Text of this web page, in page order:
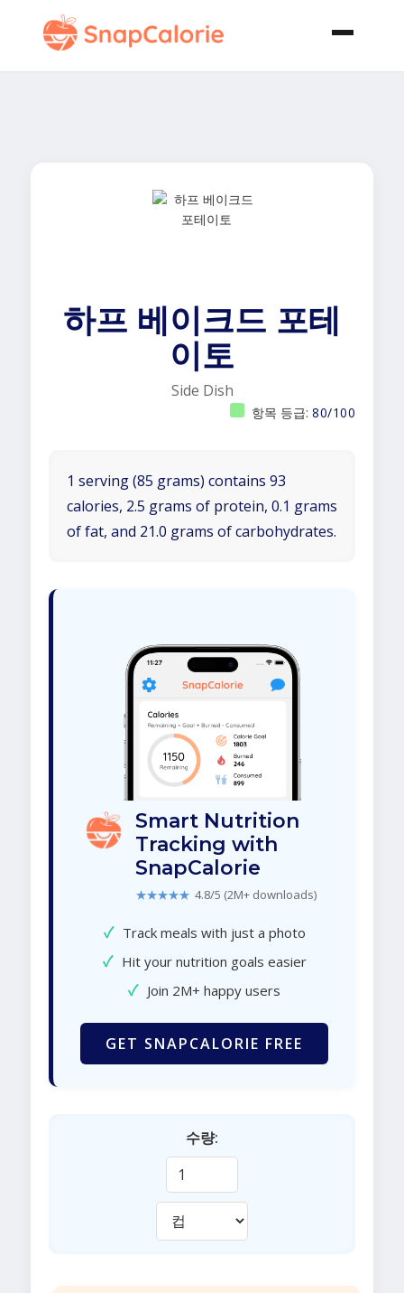
하프 베이크드 포테
이토
Side Dish
항목 등급: 80/100
1 serving (85 grams) contains 93
calories, 2.5 grams of protein, 0.1 grams
of fat, and 21.0 grams of carbohydrates.
Smart Nutrition
Tracking with
SnapCalorie
★★★★★ 4.8/5 (2M+ downloads)
✓ Track meals with just a photo
✓ Hit your nutrition goals easier
✓ Join 2M+ happy users
GET SNAPCALORIE FREE
수량: